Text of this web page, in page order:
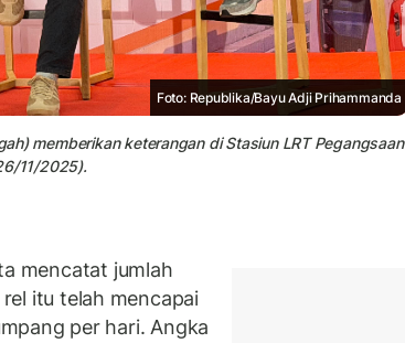
Foto: Republika/Bayu Adji Prihammanda
memberikan keterangan di Stasiun LRT Pegangsaan
11/2025).
mencatat jumlah
itu telah mencapai
per hari. Angka